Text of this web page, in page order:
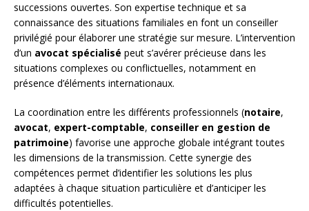
successions ouvertes. Son expertise technique et sa
connaissance des situations familiales en font un conseiller
privilégié pour élaborer une stratégie sur mesure. L’intervention
d’un avocat spécialisé peut s’avérer précieuse dans les
situations complexes ou conflictuelles, notamment en
présence d’éléments internationaux.
La coordination entre les différents professionnels (notaire,
avocat, expert-comptable, conseiller en gestion de
patrimoine) favorise une approche globale intégrant toutes
les dimensions de la transmission. Cette synergie des
compétences permet d’identifier les solutions les plus
adaptées à chaque situation particulière et d’anticiper les
difficultés potentielles.